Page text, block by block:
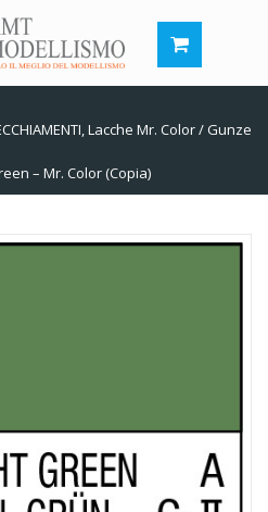
,Lacche Mr. Color / Gunze
– Mr. Color (Copia)